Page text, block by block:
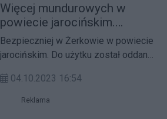
Więcej mundurowych w
powiecie jarocińskim.
Oddano do użytku nowy
posterunek
Bezpieczniej w Żerkowie w powiecie
jarocińskim. Do użytku został oddany
04.10.2023 16:54
Reklama